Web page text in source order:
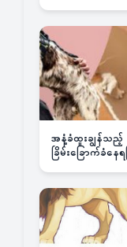
အနံ့ခံထူးချွန်သည့်
ခြိမ်းခြောက်ခံ